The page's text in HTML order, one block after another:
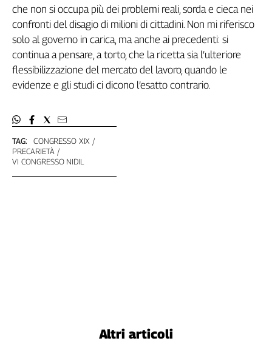
TAG:
CONGRESSO XIX
PRECARIETÀ
VI CONGRESSO NIDIL
che non si occupa più dei problemi reali, sorda e cieca nei
confronti del disagio di milioni di cittadini. Non mi riferisco
solo al governo in carica, ma anche ai precedenti: si
continua a pensare, a torto, che la ricetta sia l’ulteriore
flessibilizzazione del mercato del lavoro, quando le
evidenze e gli studi ci dicono l’esatto contrario.
Altri articoli